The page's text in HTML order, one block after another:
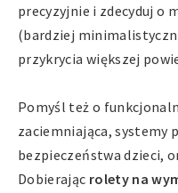
precyzyjnie i zdecyduj o
(bardziej
przykrycia większej
Pomyśl też o
zaciemniająca, systemy
bezpieczeństwa dzieci,
Dobierając rolety na